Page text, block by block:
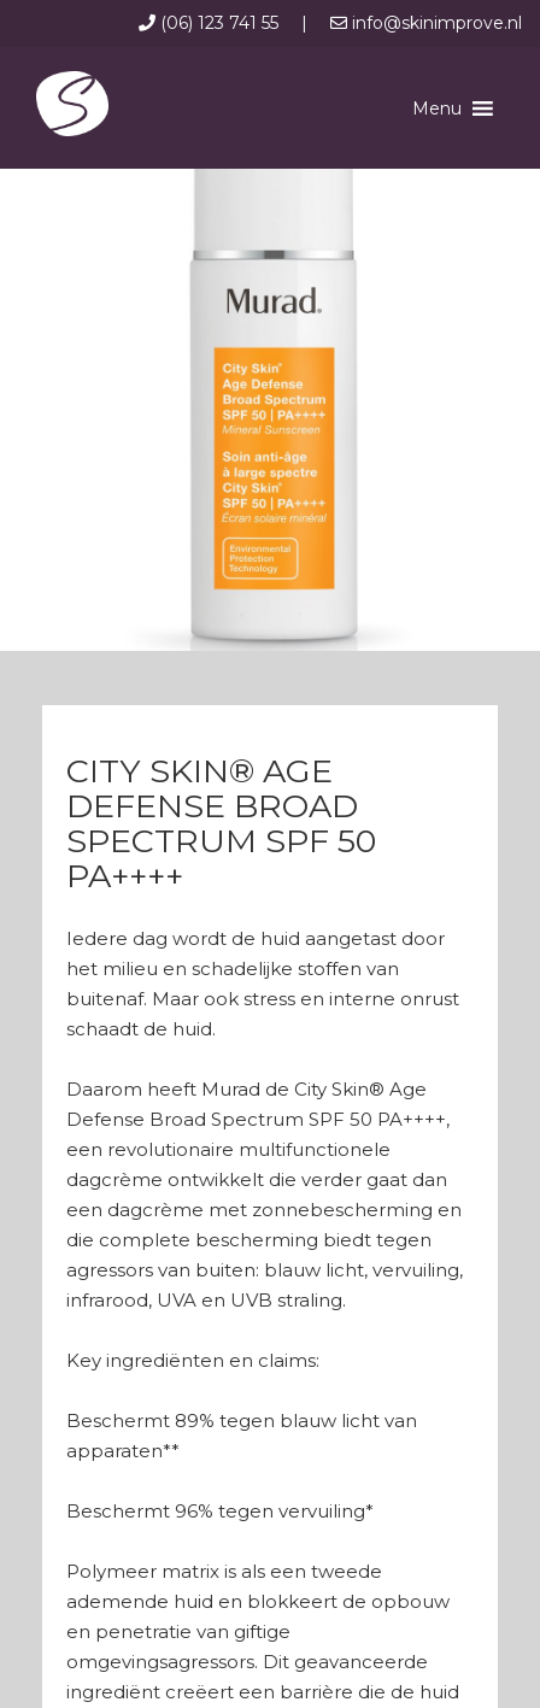
(06) 123 741 55 | info@skinimprove.nl
Menu
CITY SKIN® AGE
DEFENSE BROAD
SPECTRUM SPF 50
PA++++
Iedere dag wordt de huid aangetast door
het milieu en schadelijke stoffen van
buitenaf. Maar ook stress en interne onrust
schaadt de huid.
Daarom heeft Murad de City Skin® Age
Defense Broad Spectrum SPF 50 PA++++,
een revolutionaire multifunctionele
dagcrème ontwikkelt die verder gaat dan
een dagcrème met zonnebescherming en
die complete bescherming biedt tegen
agressors van buiten: blauw licht, vervuiling,
infrarood, UVA en UVB straling.
Key ingrediënten en claims:
Beschermt 89% tegen blauw licht van
apparaten**
Beschermt 96% tegen vervuiling*
Polymeer matrix is als een tweede
ademende huid en blokkeert de opbouw
en penetratie van giftige
omgevingsagressors. Dit geavanceerde
ingrediënt creëert een barrière die de huid